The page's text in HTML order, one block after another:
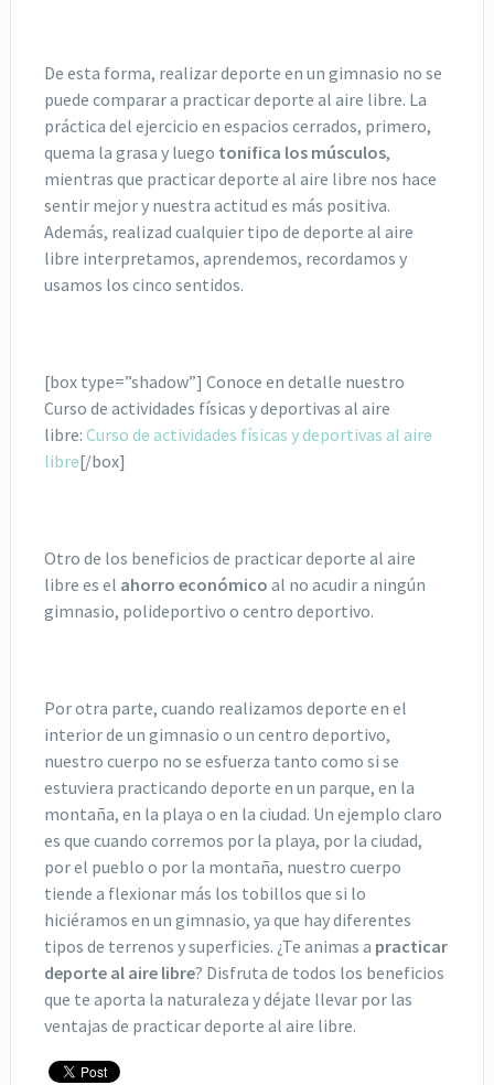
De esta forma, realizar deporte en un gimnasio no se
puede comparar a practicar deporte al aire libre. La
práctica del ejercicio en espacios cerrados, primero,
quema la grasa y luego tonifica los músculos,
mientras que practicar deporte al aire libre nos hace
sentir mejor y nuestra actitud es más positiva.
Además, realizad cualquier tipo de deporte al aire
libre interpretamos, aprendemos, recordamos y
usamos los cinco sentidos.
[box type=”shadow”] Conoce en detalle nuestro
Curso de actividades físicas y deportivas al aire
libre: Curso de actividades físicas y deportivas al aire
libre[/box]
Otro de los beneficios de practicar deporte al aire
libre es el ahorro económico al no acudir a ningún
gimnasio, polideportivo o centro deportivo.
Por otra parte, cuando realizamos deporte en el
interior de un gimnasio o un centro deportivo,
nuestro cuerpo no se esfuerza tanto como si se
estuviera practicando deporte en un parque, en la
montaña, en la playa o en la ciudad. Un ejemplo claro
es que cuando corremos por la playa, por la ciudad,
por el pueblo o por la montaña, nuestro cuerpo
tiende a flexionar más los tobillos que si lo
hiciéramos en un gimnasio, ya que hay diferentes
tipos de terrenos y superficies. ¿Te animas a practicar
deporte al aire libre? Disfruta de todos los beneficios
que te aporta la naturaleza y déjate llevar por las
ventajas de practicar deporte al aire libre.